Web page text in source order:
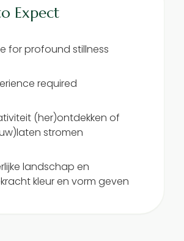
Expect
for profound stillness
required
(her)ontdekken of
stromen
landschap en
kleur en vorm geven